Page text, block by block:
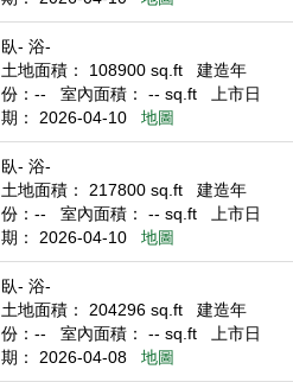
臥- 浴-
土地面積： 108900 sq.ft
建造年
份：--
室內面積： -- sq.ft
上市日
期： 2026-04-10
地圖
臥- 浴-
土地面積： 217800 sq.ft
建造年
份：--
室內面積： -- sq.ft
上市日
期： 2026-04-10
地圖
臥- 浴-
土地面積： 204296 sq.ft
建造年
份：--
室內面積： -- sq.ft
上市日
期： 2026-04-08
地圖